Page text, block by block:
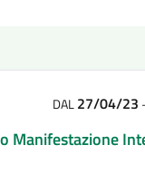
DAL27/04/23
Manifestazione